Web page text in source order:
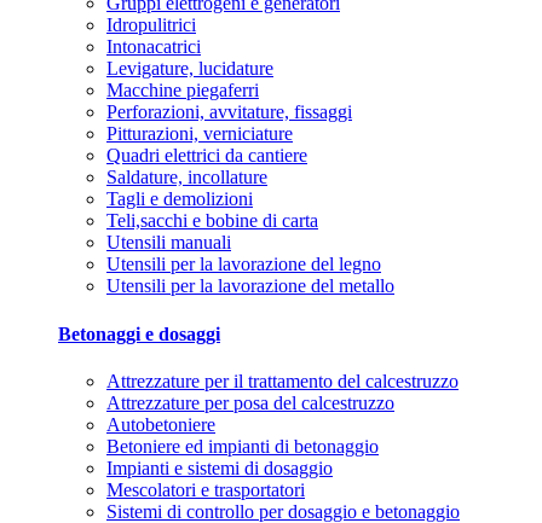
Idropulitrici
Intonacatrici
Levigature, lucidature
Macchine piegaferri
Perforazioni, avvitature, fissaggi
Pitturazioni, verniciature
Quadri elettrici da cantiere
Saldature, incollature
Tagli e demolizioni
Teli,sacchi e bobine di carta
Utensili manuali
Utensili per la lavorazione del legno
Utensili per la lavorazione del metallo
Betonaggi e dosaggi
Attrezzature per il trattamento del calcestruzzo
Attrezzature per posa del calcestruzzo
Autobetoniere
Betoniere ed impianti di betonaggio
Impianti e sistemi di dosaggio
Mescolatori e trasportatori
Sistemi di controllo per dosaggio e betonaggio